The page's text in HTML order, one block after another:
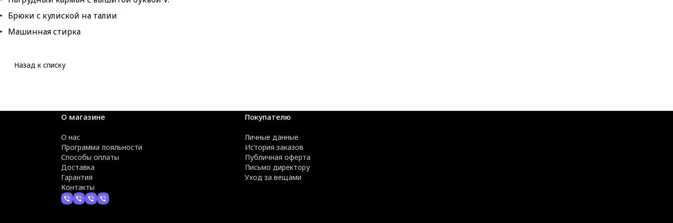
Брюки с кулиской на талии
Машинная стирка
Назад к списку
О магазине
О нас
Программа лояльности
Способы оплаты
Доставка
Гарантия
Контакты
Покупателю
Личные данные
История заказов
Публичная оферта
Письмо директору
Уход за вещами